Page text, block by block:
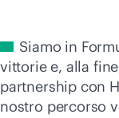
Siamo in
vittorie e, alla
partnership con
nostro percorso